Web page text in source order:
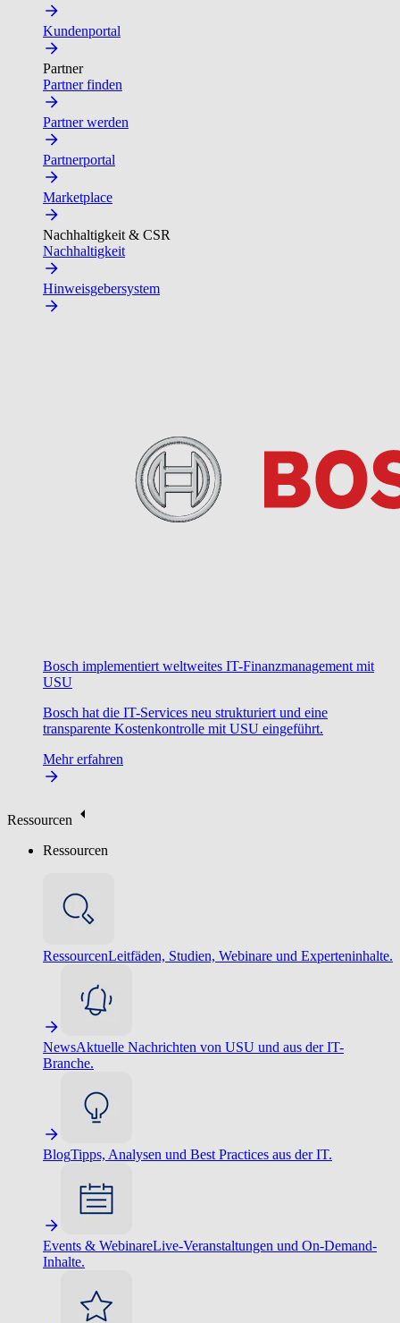
Kundenportal
Partner
Partner finden
Partner werden
Partnerportal
Marketplace
Nachhaltigkeit & CSR
Nachhaltigkeit
Hinweisgebersystem
Bosch implementiert weltweites IT-Finanzmanagement mit
USU
Bosch hat die IT-Services neu strukturiert und eine
transparente Kostenkontrolle mit USU eingeführt.
Mehr erfahren
Ressourcen
Ressourcen
RessourcenLeitfäden, Studien, Webinare und Experteninhalte.
NewsAktuelle Nachrichten von USU und aus der IT-
Branche.
BlogTipps, Analysen und Best Practices aus der IT.
Events & WebinareLive-Veranstaltungen und On-Demand-
Inhalte.